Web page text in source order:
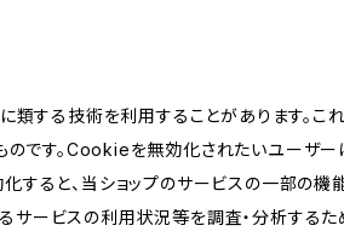
類する技術を利用することがあります。こ
です。Cookieを無効化されたいユーザ
すると、当ショップのサービスの一部の機
するサービスの利用状況等を調査・分析